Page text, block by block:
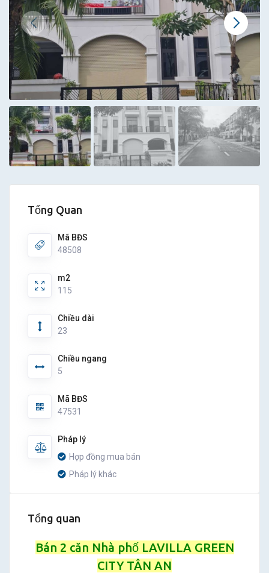
Tổng Quan
Mã BĐS
48508
m2
115
Pháp lý
Hợp đồng mua bán
Pháp lý khác
Chiều dài
23
Chiều ngang
5
Mã BĐS
47531
Tổng quan
Bán 2 căn Nhà phố LAVILLA GREEN
CITY TÂN AN